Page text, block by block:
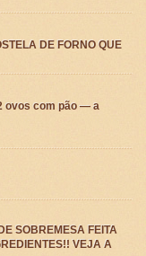
DE FORNO QUE
ovos com pão — a
SOBREMESA FEITA
VEJA A